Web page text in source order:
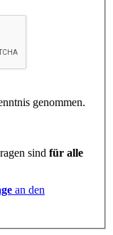
genommen.
sind für alle
an den